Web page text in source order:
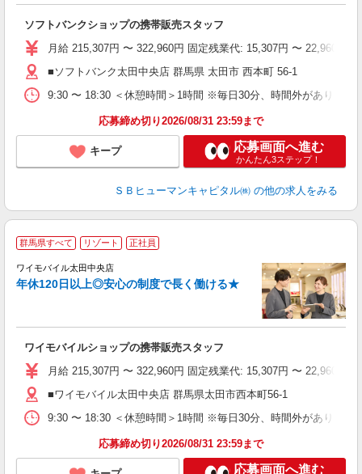
ソフトバンクショップの携帯販売スタッフ
月給 215,307円 〜 322,960円 固定残業代: 15,307円 〜 22,960円
■ソフトバンク太田中央店 群馬県 太田市 西本町 56‐1
9:30 〜 18:30 ＜休憩時間＞1時間 ※毎日30分、時間外があります
応募締め切り2026/08/31 23:59まで
キープ 応募画面へ進む
かんたん3ステップ！
ＳＢヒューマンキャピタル㈱ の他の求人をみる
群馬県すべて リゾート 正社員
ワイモバイル太田中央店
年休120日以上◎安心の制度で長く働ける★
ワイモバイルショップの携帯販売スタッフ
月給 215,307円 〜 322,960円 固定残業代: 15,307円 〜 22,960円
■ワイモバイル太田中央店 群馬県太田市西本町56‐1
9:30 〜 18:30 ＜休憩時間＞1時間 ※毎日30分、時間外があります
応募締め切り2026/08/31 23:59まで
応募画面へ進む